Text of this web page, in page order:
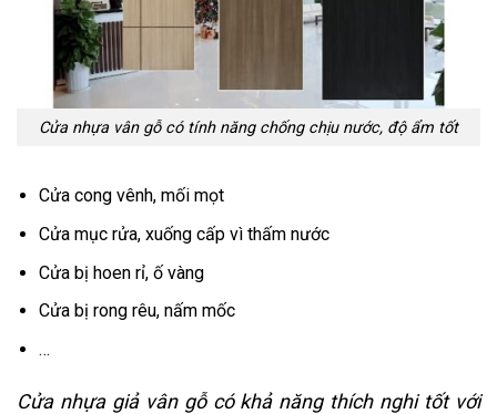
Cửa nhựa vân gỗ có tính năng chống chịu nước, độ ẩm tốt
Cửa cong vênh, mối mọt
Cửa mục rửa, xuống cấp vì thấm nước
Cửa bị hoen rỉ, ố vàng
Cửa bị rong rêu, nấm mốc
…
Cửa nhựa giả vân gỗ có khả năng thích nghi tốt với